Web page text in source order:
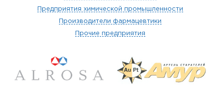
Предприятия химической промышленности
Производители фармацевтики
Прочие предприятия